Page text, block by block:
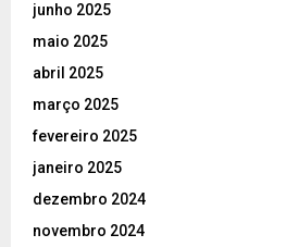
junho 2025
maio 2025
abril 2025
março 2025
fevereiro 2025
janeiro 2025
dezembro 2024
novembro 2024